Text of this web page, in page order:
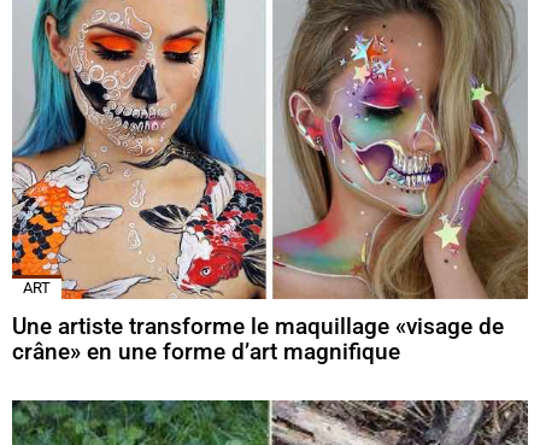
ART
Une artiste transforme le maquillage «visage de
crâne» en une forme d’art magnifique